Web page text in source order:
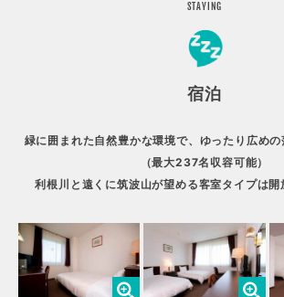
STAYING
宿泊
緑に囲まれた自然豊かな環境で、ゆったり広め
（最大237名収容可能）
利根川と遠くに筑波山が望める客室タイプは開